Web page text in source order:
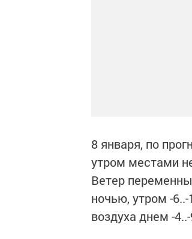
8 января, по
утром местами
Ветер
ночью, утром -
воздуха днем -